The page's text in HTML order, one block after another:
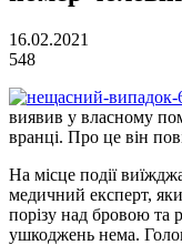
16.02.2021
548
виявив у власному
вранці. Про це він
На місце події
медичний експерт,
порізу над бровою та
ушкоджень нема.